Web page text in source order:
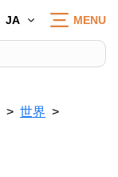
JA MENU
世界